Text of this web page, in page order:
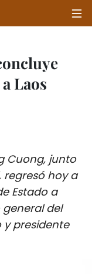
Laos
Cuong, junto
regresó hoy a
Estado a
del
y presidente